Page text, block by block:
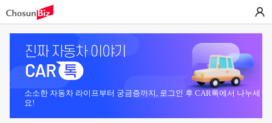
소소한 자동차 라이프부터 궁금증까지, 로그인 후 CAR톡에서 나누세
요!